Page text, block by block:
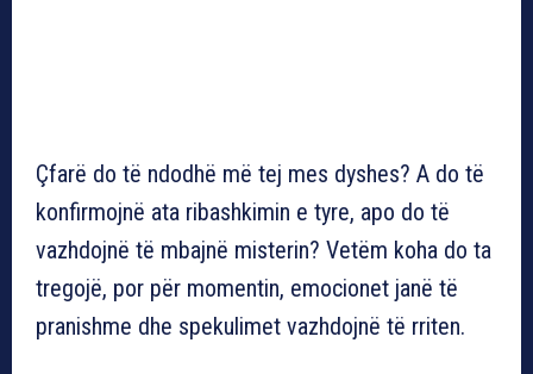
Çfarë do të ndodhë më tej mes dyshes? A do të
konfirmojnë ata ribashkimin e tyre, apo do të
vazhdojnë të mbajnë misterin? Vetëm koha do ta
tregojë, por për momentin, emocionet janë të
pranishme dhe spekulimet vazhdojnë të rriten.